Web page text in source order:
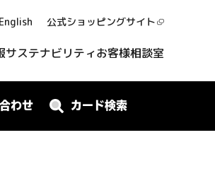
English 公式ショッピングサイト
サステナビリティお客様相談室
わせ カード検索